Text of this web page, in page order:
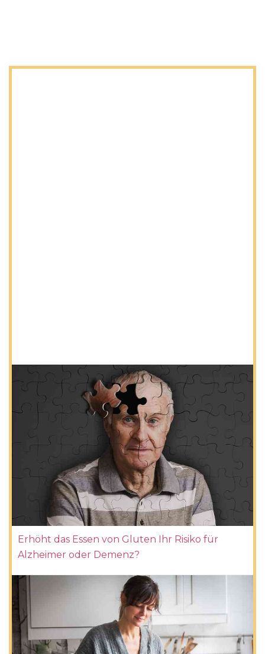
Erhöht das Essen von Gluten Ihr Risiko für
Alzheimer oder Demenz?